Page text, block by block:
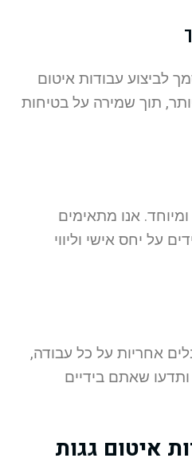
לביצוע עבודות איטום
תוך שמירה על בטיחות
אנו מתאימים
על יחס אישי וליווי
אחריות על כל עבודה,
שאתם בידיים
איטום גגות